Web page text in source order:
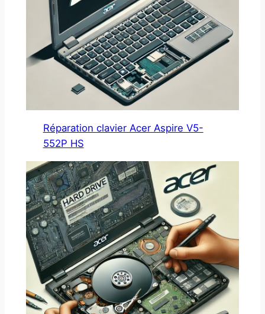
Réparation clavier Acer Aspire V5-
552P HS